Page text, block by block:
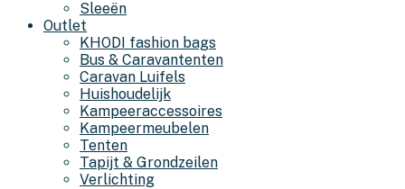
Sleeën
Outlet
KHODI fashion bags
Bus & Caravantenten
Caravan Luifels
Huishoudelijk
Kampeeraccessoires
Kampeermeubelen
Tenten
Tapijt & Grondzeilen
Verlichting